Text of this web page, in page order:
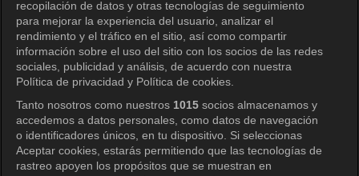
KOCOWA+
Centro de ayuda
recopilación de datos y otras tecnologías de seguimiento
para mejorar la experiencia del usuario, analizar el
rendimiento y el tráfico en el sitio, así como compartir
información sobre el uso del sitio con los socios de las redes
sociales, publicidad y análisis, de acuerdo con nuestra
Política de privacidad y Política de cookies.
Tanto nosotros como nuestros 1015 socios almacenamos y
accedemos a datos personales, como datos de navegación
o identificadores únicos, en tu dispositivo. Si seleccionas
Aceptar cookies, estarás permitiendo que las tecnologías de
rastreo apoyen los propósitos que se muestran en